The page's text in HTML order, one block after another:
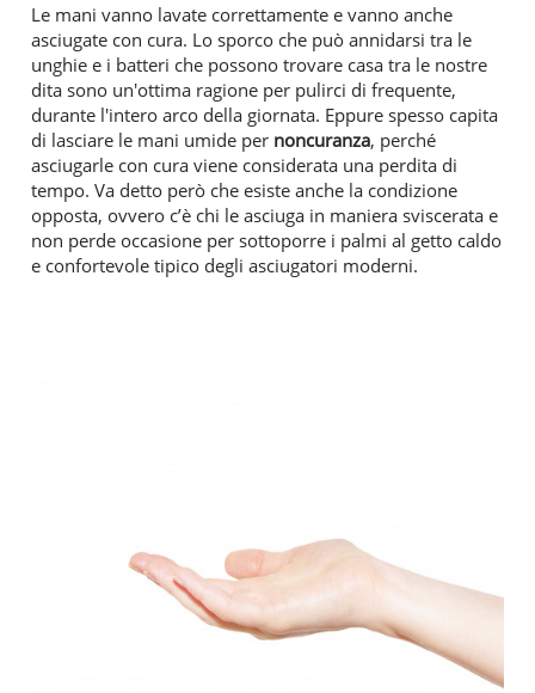
Le mani vanno lavate correttamente e vanno anche
asciugate con cura. Lo sporco che può annidarsi tra le
unghie e i batteri che possono trovare casa tra le nostre
dita sono un'ottima ragione per pulirci di frequente,
durante l'intero arco della giornata. Eppure spesso capita
di lasciare le mani umide per noncuranza, perché
asciugarle con cura viene considerata una perdita di
tempo. Va detto però che esiste anche la condizione
opposta, ovvero c’è chi le asciuga in maniera sviscerata e
non perde occasione per sottoporre i palmi al getto caldo
e confortevole tipico degli asciugatori moderni.